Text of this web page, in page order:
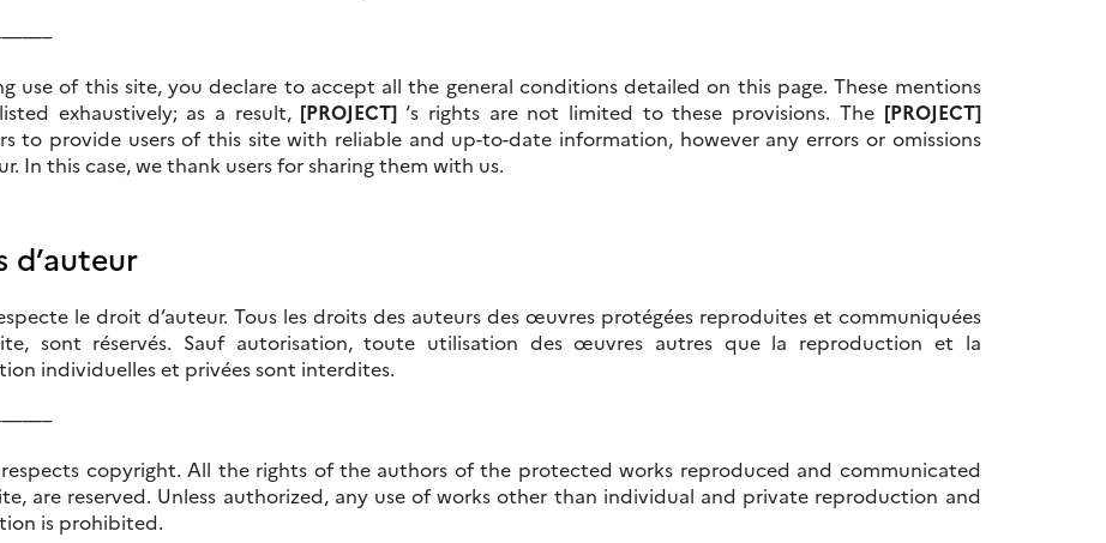
use of this site, you declare to accept all the general conditions detailed on this page. These mentions
exhaustively; as a result, [PROJECT] ‘s rights are not limited to these provisions. The [PROJECT]
to provide users of this site with reliable and up-to-date information, however any errors or omissions
In this case, we thank users for sharing them with us.
d’auteur
le droit d’auteur. Tous les droits des auteurs des œuvres protégées reproduites et communiquées
sont réservés. Sauf autorisation, toute utilisation des œuvres autres que la reproduction et la
individuelles et privées sont interdites.
respects copyright. All the rights of the authors of the protected works reproduced and communicated
are reserved. Unless authorized, any use of works other than individual and private reproduction and
is prohibited.